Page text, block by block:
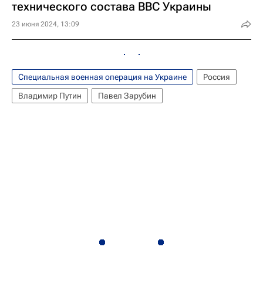
технического состава ВВС Украины
23 июня 2024, 13:09
Специальная военная операция на Украине
Россия
Владимир Путин
Павел Зарубин